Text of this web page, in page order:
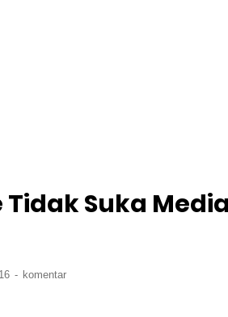
Tidak Suka
komentar